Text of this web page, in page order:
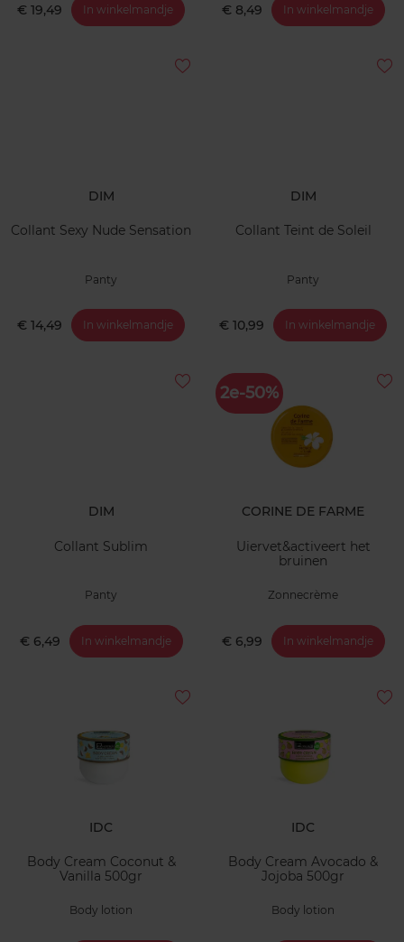
€ 19,49 In winkelmandje € 8,49 In winkelmandje
DIM
Collant Sexy Nude Sensation
Panty
€ 14,49 In winkelmandje
DIM
Collant Teint de Soleil
Panty
€ 10,99 In winkelmandje
DIM
Collant Sublim
Panty
€ 6,49 In winkelmandje
2e-50%
CORINE DE FARME
Uiervet&activeert het
bruinen
Zonnecrème
€ 6,99 In winkelmandje
IDC
Body Cream Coconut &
Vanilla 500gr
Body lotion
IDC
Body Cream Avocado &
Jojoba 500gr
Body lotion